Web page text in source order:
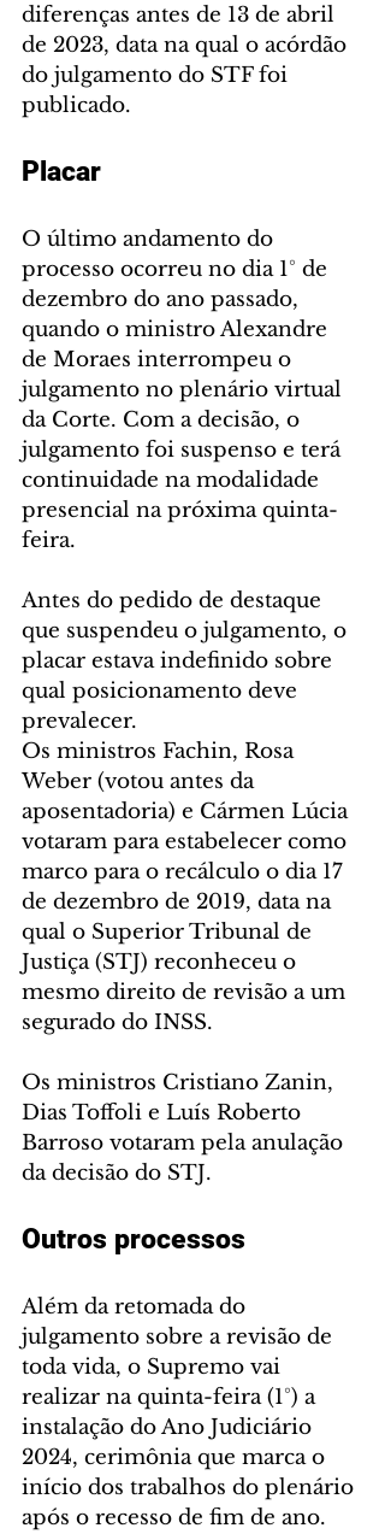
diferenças antes de 13 de abril
de 2023, data na qual o acórdão
do julgamento do STF foi
publicado.
Placar
O último andamento do
processo ocorreu no dia 1° de
dezembro do ano passado,
quando o ministro Alexandre
de Moraes interrompeu o
julgamento no plenário virtual
da Corte. Com a decisão, o
julgamento foi suspenso e terá
continuidade na modalidade
presencial na próxima quinta-
feira.
Antes do pedido de destaque
que suspendeu o julgamento, o
placar estava indefinido sobre
qual posicionamento deve
prevalecer.
Os ministros Fachin, Rosa
Weber (votou antes da
aposentadoria) e Cármen Lúcia
votaram para estabelecer como
marco para o recálculo o dia 17
de dezembro de 2019, data na
qual o Superior Tribunal de
Justiça (STJ) reconheceu o
mesmo direito de revisão a um
segurado do INSS.
Os ministros Cristiano Zanin,
Dias Toffoli e Luís Roberto
Barroso votaram pela anulação
da decisão do STJ.
Outros processos
Além da retomada do
julgamento sobre a revisão de
toda vida, o Supremo vai
realizar na quinta-feira (1°) a
instalação do Ano Judiciário
2024, cerimônia que marca o
início dos trabalhos do plenário
após o recesso de fim de ano.